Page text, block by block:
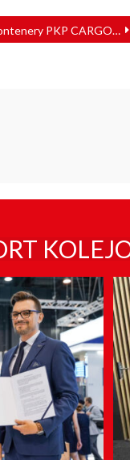
Kontenery PKP CARGO CONNECT jadą prosto z lasu do Chin